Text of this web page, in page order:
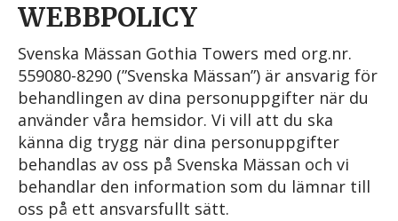
WEBBPOLICY
Svenska Mässan Gothia Towers med org.nr.
559080-8290 (”Svenska Mässan”) är ansvarig för
behandlingen av dina personuppgifter när du
använder våra hemsidor. Vi vill att du ska
känna dig trygg när dina personuppgifter
behandlas av oss på Svenska Mässan och vi
behandlar den information som du lämnar till
oss på ett ansvarsfullt sätt.